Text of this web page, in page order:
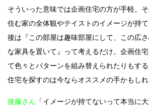
そういった意味では企画住宅の方が手軽。
住む家の全体観やテイストのイメージが持て
後は『この部屋は趣味部屋にして、この広
な家具を置いて』って考えるだけ。企画住
て色々とパターンを組み替えられたりもす
住宅を探すのは今ならオススメの手かもしれ
後藤さん 「イメージが持てないって本当に